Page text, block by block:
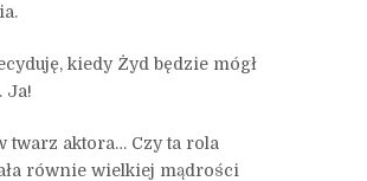
kiedy Żyd będzie mógł
Ja!
twarz aktora… Czy ta rola
równie wielkiej mądrości